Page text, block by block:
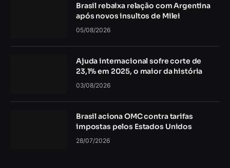
Brasil rebaixa relação com Argentina
após novos insultos de Milei
05/08/2026
Ajuda internacional sofre corte de
23,1% em 2025, o maior da história
03/08/2026
Brasil aciona OMC contra tarifas
impostas pelos Estados Unidos
28/07/2026